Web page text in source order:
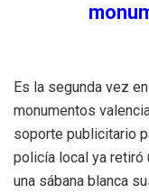
Es la segunda vez
monumentos
soporte publicitario
policía local ya retiró
una sábana blanca